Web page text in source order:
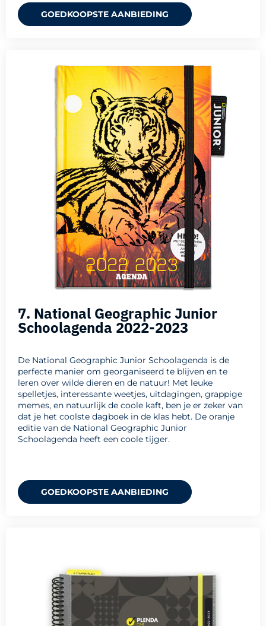
GOEDKOOPSTE AANBIEDING
7. National Geographic Junior
Schoolagenda 2022-2023
De National Geographic Junior Schoolagenda is de
perfecte manier om georganiseerd te blijven en te
leren over wilde dieren en de natuur! Met leuke
spelletjes, interessante weetjes, uitdagingen, grappige
memes, en natuurlijk de coole kaft, ben je er zeker van
dat je het coolste dagboek in de klas hebt. De oranje
editie van de National Geographic Junior
Schoolagenda heeft een coole tijger.
GOEDKOOPSTE AANBIEDING